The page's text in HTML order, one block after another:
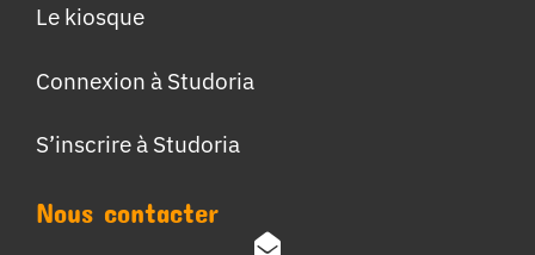
Le kiosque
Connexion à Studoria
S’inscrire à Studoria
Nous contacter